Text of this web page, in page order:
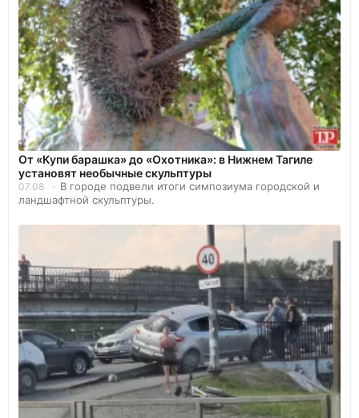
От «Купи барашка» до «Охотника»: в Нижнем Тагиле
установят необычные скульптуры
07.08
В городе подвели итоги симпозиума городской и
ландшафтной скульптуры.